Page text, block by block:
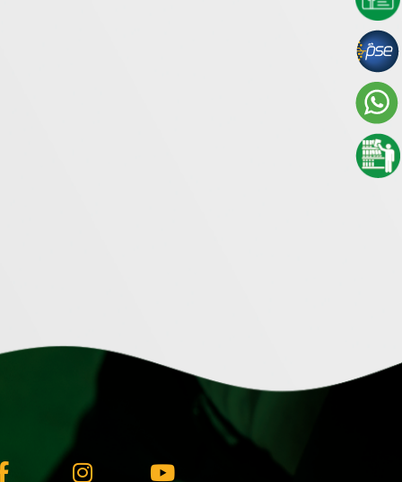
Facebook-InstagramYoutube